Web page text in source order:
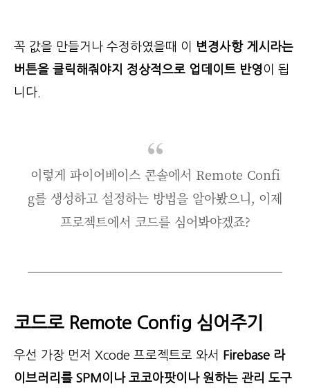
꼭 값을 만들거나 수정하였을때 이
변경사항 게시라는
버튼을 클릭해줘야지 정상적으로 업데이트 반영이 됩
니다.
이렇게 파이어베이스 콘솔에서 Remote Confi
g를 생성하고 설정하는 방법을 알아봤으니, 이제
프로젝트에서 코드를 심어봐야겠죠?
코드로 Remote Config 심어주기
우선 가장 먼저 Xcode 프로젝트로 와서
Firebase 라
이브러리를 SPM이나 코코아팟이나 원하는 관리 도구